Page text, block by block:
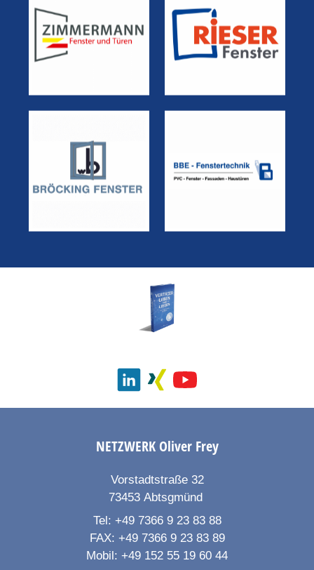
NETZWERKOliver Frey
Vorstadtstraße 32
73453 Abtsgmünd
Tel: +49 7366 9 23 83 88
FAX: +49 7366 9 23 83 89
Mobil: +49 152 55 19 60 44